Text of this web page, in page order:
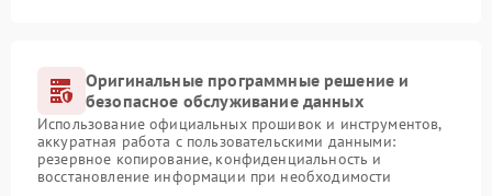
Оригинальные программные решение и
безопасное обслуживание данных
Использование официальных прошивок и инструментов,
аккуратная работа с пользовательскими данными:
резервное копирование, конфиденциальность и
восстановление информации при необходимости